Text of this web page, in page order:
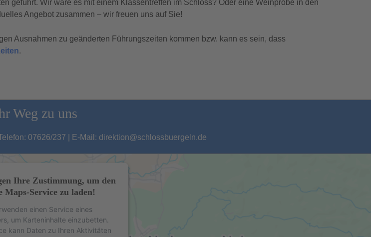
geführt. Wir wäre es mit einem Klassentreffen im Schloss? Oder eine Weinprobe in den
Angebot zusammen – wir freuen uns auf Sie!
Ausnahmen zu geänderten Führungszeiten kommen bzw. kann es sein, dass
.
Weg zu uns
07626/237 | E-Mail: direktion@schlossbuergeln.de
Ihre Zustimmung, um den
Maps-Service zu laden!
einen Service eines
um Karteninhalte einzubetten.
kann Daten zu Ihren Aktivitäten